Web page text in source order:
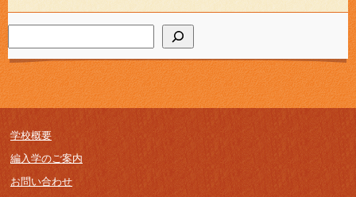
学校概要
編入学のご案内
お問い合わせ